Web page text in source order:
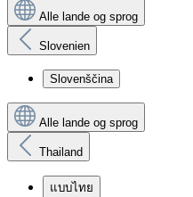
Alle lande og sprog
Slovenien
Slovenščina
Alle lande og sprog
Thailand
แบบไทย